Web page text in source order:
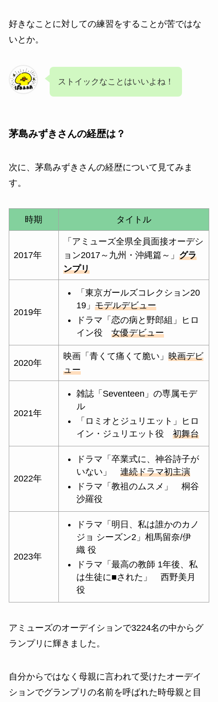
好きなことに対しての練習をすることが苦ではな
いとか。
ストイックなことはいいよね！
茅島みずきさんの経歴は？
次に、茅島みずきさんの経歴について見てみま
す。
時期 タイトル
2017年
「アミューズ全県全員面接オーデシ
ョン2017～九州・沖縄篇～」 グラ
ンプリ
2019年
「東京ガールズコレクション20
19」 モデルデビュー
ドラマ「恋の病と野郎組」
ヒロ
イン役 女優デビュー
2020年
映画「青くて痛くて脆い」 映画デビ
ュー
2021年
雑誌「Seventeen」の専属モデ
ル
「ロミオとジュリエット」
ヒロ
イン・ジュリエット役 初舞台
2022年
ドラマ「 卒業式に、神谷詩子が
いない」 連続ドラマ初主演
ドラマ「教祖のムスメ」 桐谷
沙羅役
2023年
ドラマ「明日、私は誰かのカノ
ジョ シーズン2」相馬留奈/伊
織役
ドラマ「最高の教師 1年後、私
は生徒に■された」 西野美月
役
アミューズのオーデイションで3224名の中からグ
ランプリに輝きました。
自分からではなく母親に言われて受けたオーデイ
ションでグランプリの名前を呼ばれた時母親と目